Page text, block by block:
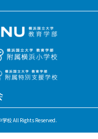
校 All Rights Reserved.